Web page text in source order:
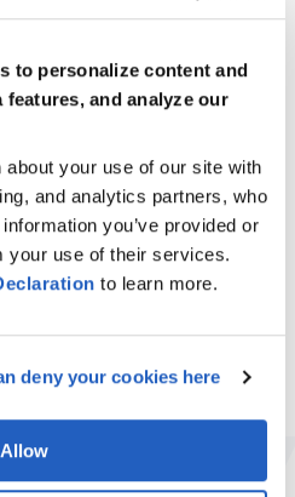
to personalize content and
and analyze our
your use of our site with
and analytics partners, who
you’ve provided or
your use of their services.
to learn more.
deny your cookies here
Allow
sul cloud con i servizi
cloud scalabili
Azure, dall'hosting web e
e all'apprendimento
consulenza comprendono
progettazione
complete del progetto,
vostra infrastruttura e ai
guidi il vostro
dall'idea alla
scala.